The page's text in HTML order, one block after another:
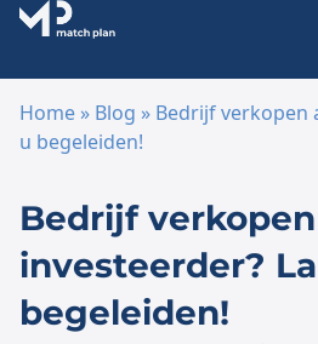
Home » Blog » Bedrijf verkopen
u begeleiden!
Bedrijf
investeerder?
begeleiden!